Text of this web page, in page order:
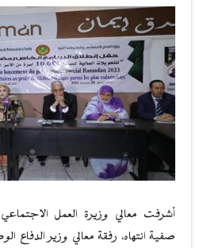
أشرفت معالي وزيرة العمل
صفية انتهاه، رفقة معالي وزير الدفاع